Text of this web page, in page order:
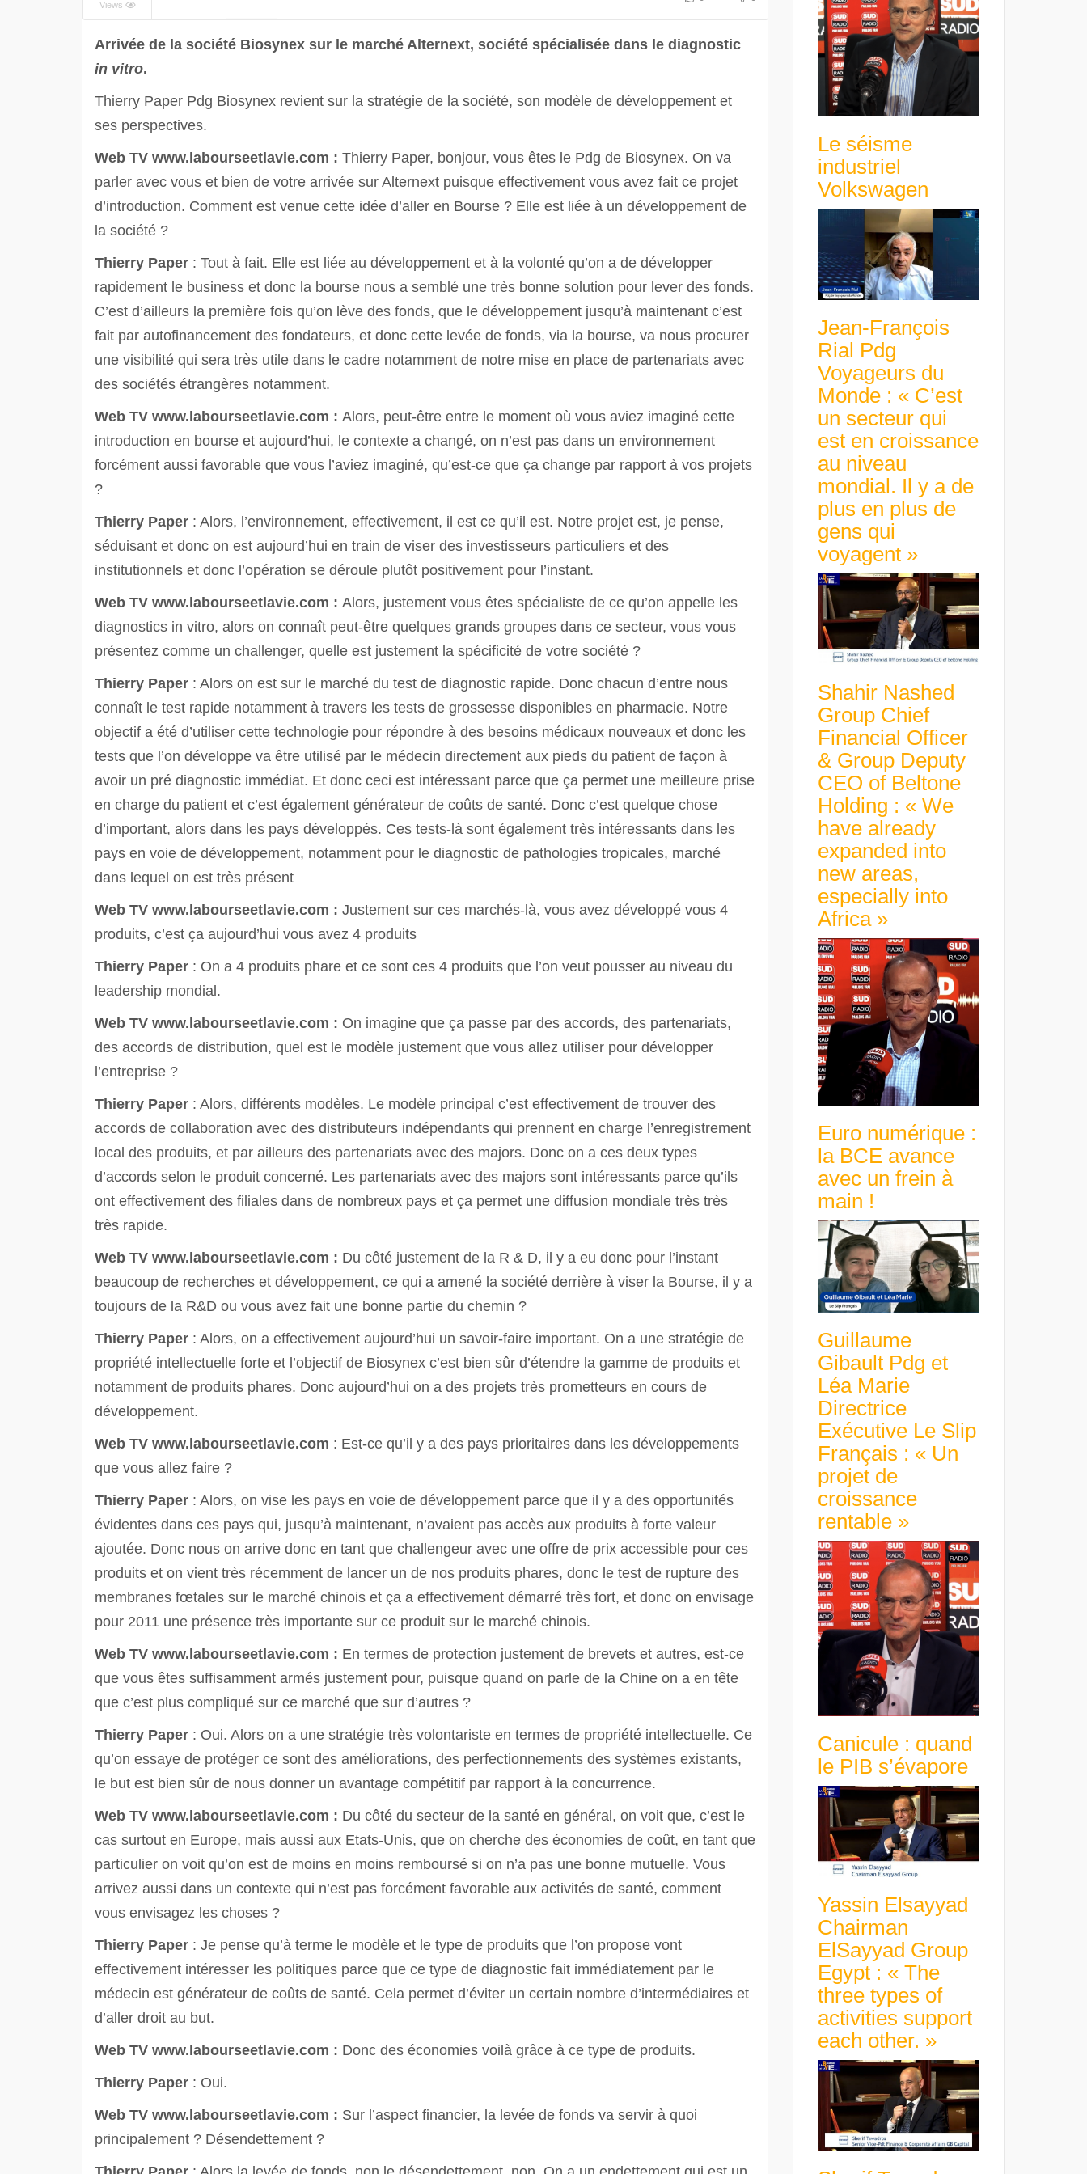
avance avec un frein à main !
Views
Arrivée de la société Biosynex sur le marché Alternext, société spécialisée dans le diagnostic
in vitro.
Thierry Paper Pdg Biosynex revient sur la stratégie de la société, son modèle de développement et
ses perspectives.
Web TV www.labourseetlavie.com : Thierry Paper, bonjour, vous êtes le Pdg de Biosynex. On va
parler avec vous et bien de votre arrivée sur Alternext puisque effectivement vous avez fait ce projet
d’introduction. Comment est venue cette idée d’aller en Bourse ? Elle est liée à un développement de
la société ?
Thierry Paper : Tout à fait. Elle est liée au développement et à la volonté qu’on a de développer
rapidement le business et donc la bourse nous a semblé une très bonne solution pour lever des fonds.
C’est d’ailleurs la première fois qu’on lève des fonds, que le développement jusqu’à maintenant c’est
fait par autofinancement des fondateurs, et donc cette levée de fonds, via la bourse, va nous procurer
une visibilité qui sera très utile dans le cadre notamment de notre mise en place de partenariats avec
des sociétés étrangères notamment.
Web TV www.labourseetlavie.com : Alors, peut-être entre le moment où vous aviez imaginé cette
introduction en bourse et aujourd’hui, le contexte a changé, on n’est pas dans un environnement
forcément aussi favorable que vous l’aviez imaginé, qu’est-ce que ça change par rapport à vos projets
?
Thierry Paper : Alors, l’environnement, effectivement, il est ce qu’il est. Notre projet est, je pense,
séduisant et donc on est aujourd’hui en train de viser des investisseurs particuliers et des
institutionnels et donc l’opération se déroule plutôt positivement pour l’instant.
Web TV www.labourseetlavie.com : Alors, justement vous êtes spécialiste de ce qu’on appelle les
diagnostics in vitro, alors on connaît peut-être quelques grands groupes dans ce secteur, vous vous
présentez comme un challenger, quelle est justement la spécificité de votre société ?
Thierry Paper : Alors on est sur le marché du test de diagnostic rapide. Donc chacun d’entre nous
connaît le test rapide notamment à travers les tests de grossesse disponibles en pharmacie. Notre
objectif a été d’utiliser cette technologie pour répondre à des besoins médicaux nouveaux et donc les
tests que l’on développe va être utilisé par le médecin directement aux pieds du patient de façon à
avoir un pré diagnostic immédiat. Et donc ceci est intéressant parce que ça permet une meilleure prise
en charge du patient et c’est également générateur de coûts de santé. Donc c’est quelque chose
d’important, alors dans les pays développés. Ces tests-là sont également très intéressants dans les
pays en voie de développement, notamment pour le diagnostic de pathologies tropicales, marché
dans lequel on est très présent
Web TV www.labourseetlavie.com : Justement sur ces marchés-là, vous avez développé vous 4
produits, c’est ça aujourd’hui vous avez 4 produits
Thierry Paper : On a 4 produits phare et ce sont ces 4 produits que l’on veut pousser au niveau du
leadership mondial.
Web TV www.labourseetlavie.com : On imagine que ça passe par des accords, des partenariats,
des accords de distribution, quel est le modèle justement que vous allez utiliser pour développer
l’entreprise ?
Thierry Paper : Alors, différents modèles. Le modèle principal c’est effectivement de trouver des
accords de collaboration avec des distributeurs indépendants qui prennent en charge l’enregistrement
local des produits, et par ailleurs des partenariats avec des majors. Donc on a ces deux types
d’accords selon le produit concerné. Les partenariats avec des majors sont intéressants parce qu’ils
ont effectivement des filiales dans de nombreux pays et ça permet une diffusion mondiale très très
très rapide.
Web TV www.labourseetlavie.com : Du côté justement de la R & D, il y a eu donc pour l’instant
beaucoup de recherches et développement, ce qui a amené la société derrière à viser la Bourse, il y a
toujours de la R&D ou vous avez fait une bonne partie du chemin ?
Thierry Paper : Alors, on a effectivement aujourd’hui un savoir-faire important. On a une stratégie de
propriété intellectuelle forte et l’objectif de Biosynex c’est bien sûr d’étendre la gamme de produits et
notamment de produits phares. Donc aujourd’hui on a des projets très prometteurs en cours de
développement.
Web TV www.labourseetlavie.com : Est-ce qu’il y a des pays prioritaires dans les développements
que vous allez faire ?
Thierry Paper : Alors, on vise les pays en voie de développement parce que il y a des opportunités
évidentes dans ces pays qui, jusqu’à maintenant, n’avaient pas accès aux produits à forte valeur
ajoutée. Donc nous on arrive donc en tant que challengeur avec une offre de prix accessible pour ces
produits et on vient très récemment de lancer un de nos produits phares, donc le test de rupture des
membranes fœtales sur le marché chinois et ça a effectivement démarré très fort, et donc on envisage
pour 2011 une présence très importante sur ce produit sur le marché chinois.
Web TV www.labourseetlavie.com : En termes de protection justement de brevets et autres, est-ce
que vous êtes suffisamment armés justement pour, puisque quand on parle de la Chine on a en tête
que c’est plus compliqué sur ce marché que sur d’autres ?
Thierry Paper : Oui. Alors on a une stratégie très volontariste en termes de propriété intellectuelle. Ce
qu’on essaye de protéger ce sont des améliorations, des perfectionnements des systèmes existants,
le but est bien sûr de nous donner un avantage compétitif par rapport à la concurrence.
Web TV www.labourseetlavie.com : Du côté du secteur de la santé en général, on voit que, c’est le
cas surtout en Europe, mais aussi aux Etats-Unis, que on cherche des économies de coût, en tant que
particulier on voit qu’on est de moins en moins remboursé si on n’a pas une bonne mutuelle. Vous
arrivez aussi dans un contexte qui n’est pas forcément favorable aux activités de santé, comment
vous envisagez les choses ?
Thierry Paper : Je pense qu’à terme le modèle et le type de produits que l’on propose vont
effectivement intéresser les politiques parce que ce type de diagnostic fait immédiatement par le
médecin est générateur de coûts de santé. Cela permet d’éviter un certain nombre d’intermédiaires et
d’aller droit au but.
Web TV www.labourseetlavie.com : Donc des économies voilà grâce à ce type de produits.
Thierry Paper : Oui.
Web TV www.labourseetlavie.com : Sur l’aspect financier, la levée de fonds va servir à quoi
principalement ? Désendettement ?
Le séisme
industriel
Volkswagen
Jean-François
Rial Pdg
Voyageurs du
Monde : « C’est
un secteur qui
est en croissance
au niveau
mondial. Il y a de
plus en plus de
gens qui
voyagent »
Shahir Nashed
Group Chief
Financial Officer
& Group Deputy
CEO of Beltone
Holding : « We
have already
expanded into
new areas,
especially into
Africa »
Euro numérique :
la BCE avance
avec un frein à
main !
Guillaume
Gibault Pdg et
Léa Marie
Directrice
Exécutive Le Slip
Français : « Un
projet de
croissance
rentable »
Canicule : quand
le PIB s’évapore
Yassin Elsayyad
Chairman
ElSayyad Group
Egypt : « The
three types of
activities support
each other. »